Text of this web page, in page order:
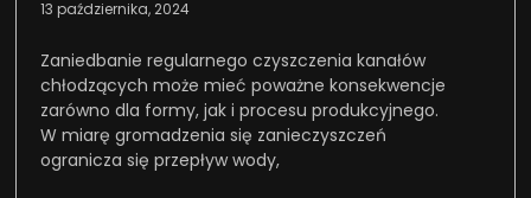
13 października, 2024
Zaniedbanie regularnego czyszczenia kanałów
chłodzących może mieć poważne konsekwencje
zarówno dla formy, jak i procesu produkcyjnego.
W miarę gromadzenia się zanieczyszczeń
ogranicza się przepływ wody,